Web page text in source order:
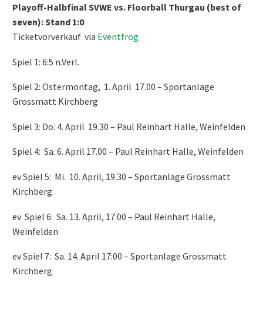
Playoff-Halbfinal SVWE vs. Floorball Thurgau (best of
seven): Stand 1:0
Ticketvorverkauf via Eventfrog
Spiel 1: 6:5 n.Verl.
Spiel 2: Ostermontag, 1. April 17.00 – Sportanlage
Grossmatt Kirchberg
Spiel 3: Do. 4. April 19.30 – Paul Reinhart Halle, Weinfelden
Spiel 4: Sa. 6. April 17.00 – Paul Reinhart Halle, Weinfelden
ev Spiel 5: Mi. 10. April, 19.30 – Sportanlage Grossmatt
Kirchberg
ev Spiel 6: Sa. 13. April, 17.00 – Paul Reinhart Halle,
Weinfelden
ev Spiel 7: Sa. 14. April 17:00 – Sportanlage Grossmatt
Kirchberg